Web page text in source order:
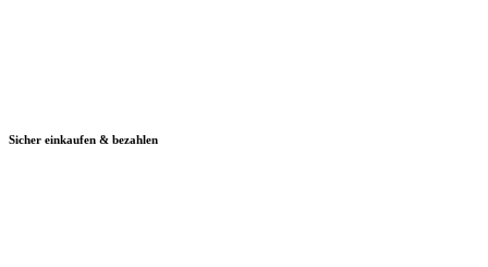
Sicher einkaufen & bezahlen